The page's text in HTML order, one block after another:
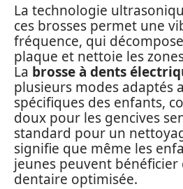
La technologie
ces brosses permet une
fréquence, qui
plaque et nettoie les
La brosse à dents
plusieurs modes adaptés
spécifiques des enfants,
doux pour les gencives
standard pour un
signifie que même les
jeunes peuvent bénéficier
dentaire optimisée.